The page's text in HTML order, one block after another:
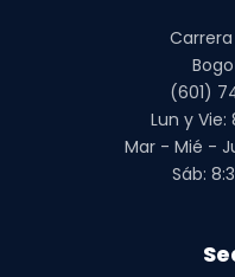
(601)
Lun y Vie:
Mar - Mié -
Sáb: